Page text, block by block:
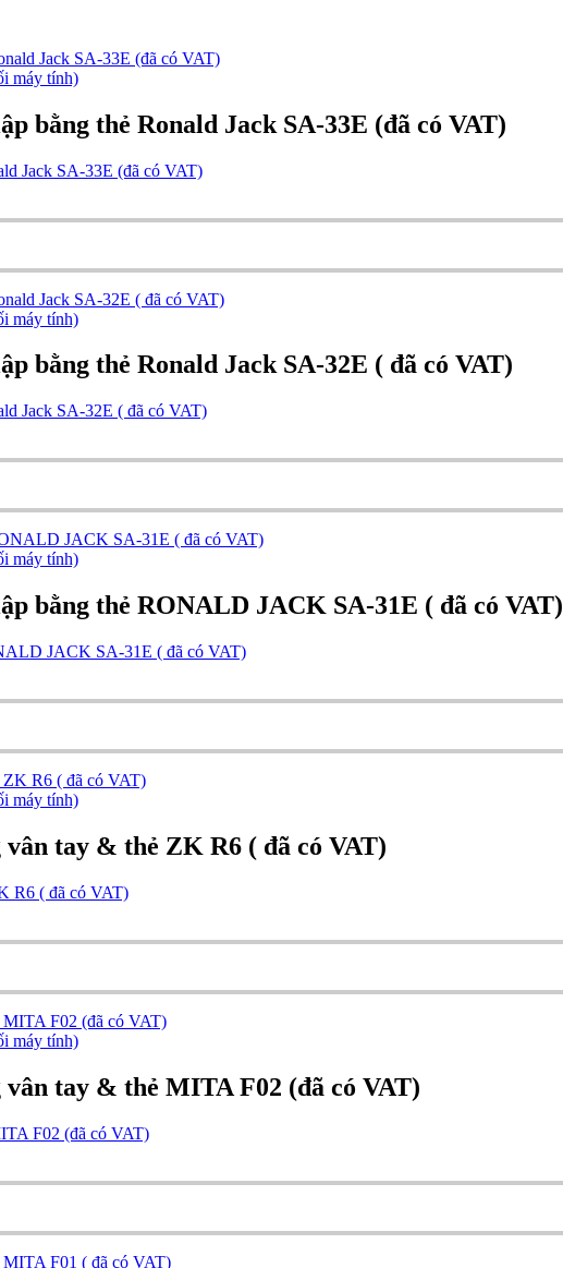
máy tính)
bằng thẻ Ronald Jack SA-33E (đã có VAT)
Jack SA-33E (đã có VAT)
máy tính)
bằng thẻ Ronald Jack SA-32E ( đã có VAT)
Jack SA-32E ( đã có VAT)
máy tính)
bằng thẻ RONALD JACK SA-31E ( đã có VAT)
JACK SA-31E ( đã có VAT)
máy tính)
tay & thẻ ZK R6 ( đã có VAT)
R6 ( đã có VAT)
máy tính)
tay & thẻ MITA F02 (đã có VAT)
F02 (đã có VAT)